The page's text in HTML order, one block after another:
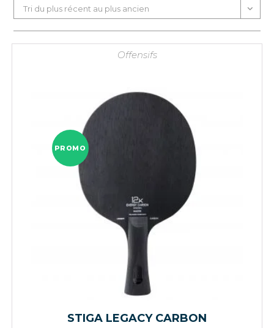
Tri du plus récent au plus ancien
Offensifs
PROMO
STIGA LEGACY CARBON